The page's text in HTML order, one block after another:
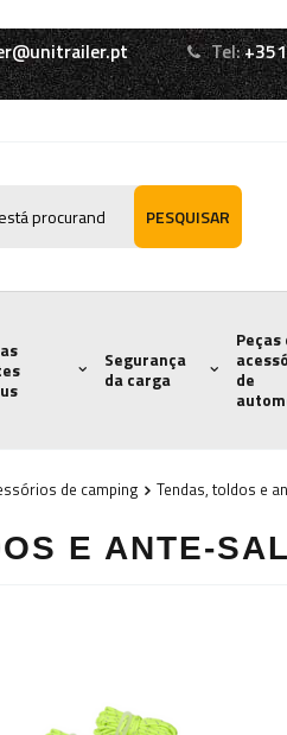
Tel:
PESQUISAR
Segurança
da carga
Peças
de
de camping Tendas, toldos e
E ANTE-